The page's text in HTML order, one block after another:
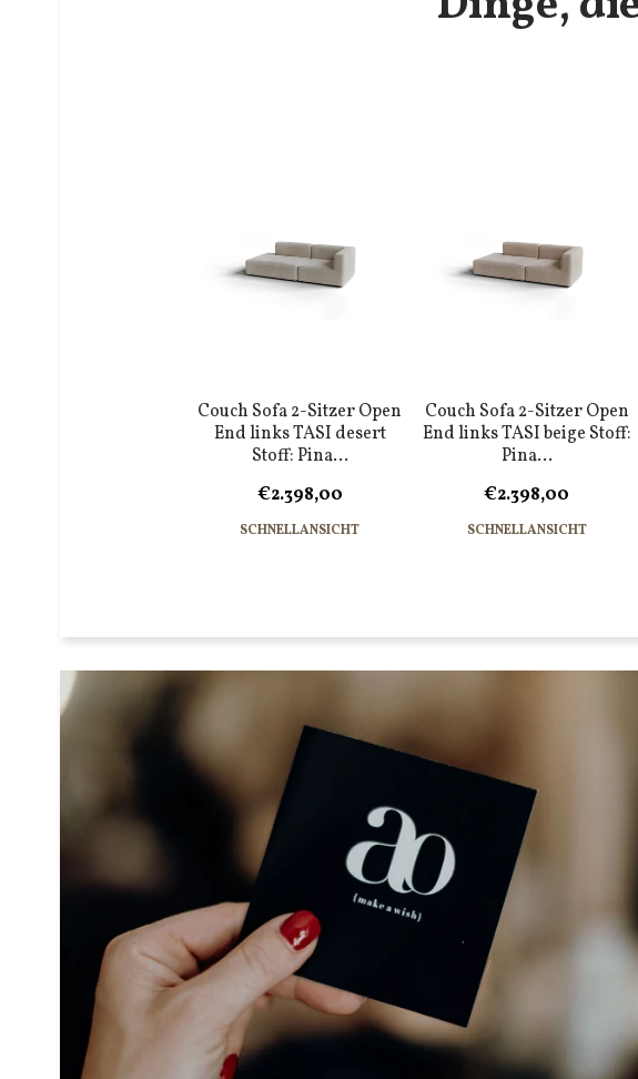
Couch Sofa 2-Sitzer Open
End links TASI desert
Stoff: Pina...
€2.398,00
SCHNELLANSICHT
Couch Sofa 2-Sitzer Open
End links TASI beige Stoff:
Pina...
€2.398,00
SCHNELLANSICHT